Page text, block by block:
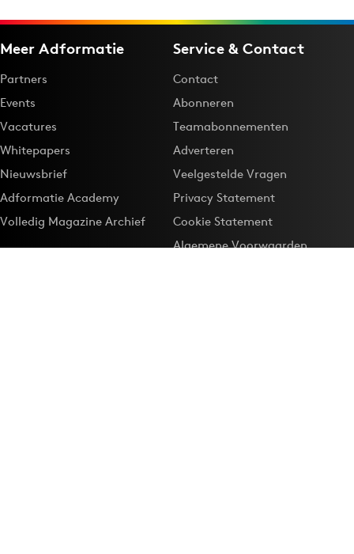
Meer Adformatie
Partners
Events
Vacatures
Whitepapers
Nieuwsbrief
Adformatie Academy
Volledig Magazine Archief
Service & Contact
Contact
Abonneren
Teamabonnementen
Adverteren
Veelgestelde Vragen
Privacy Statement
Cookie Statement
Algemene Voorwaarden